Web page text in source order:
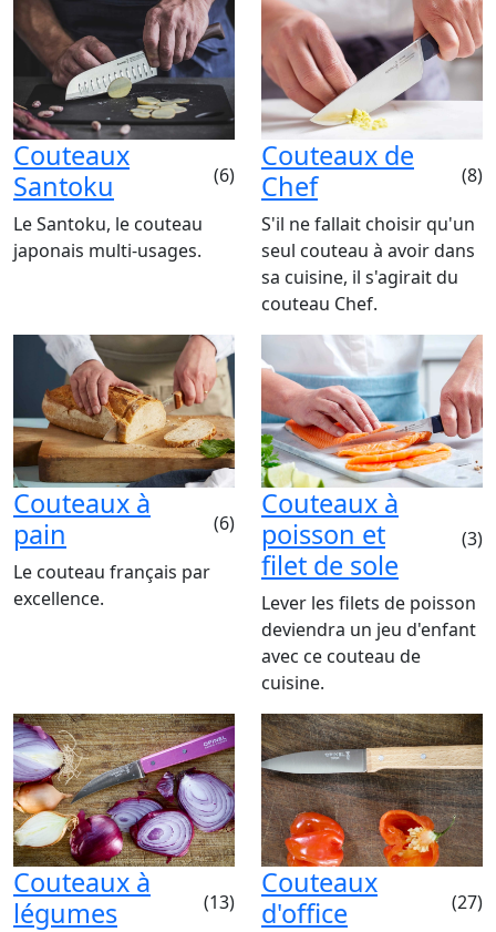
Couteaux
Santoku
(6)
Le Santoku, le couteau
japonais multi-usages.
Couteaux de
Chef
(8)
S'il ne fallait choisir qu'un
seul couteau à avoir dans
sa cuisine, il s'agirait du
couteau Chef.
Couteaux à
pain
(6)
Le couteau français par
excellence.
Couteaux à
poisson et
filet de sole
(3)
Lever les filets de poisson
deviendra un jeu d'enfant
avec ce couteau de
cuisine.
Couteaux à
légumes
(13)
Couteaux
d'office
(27)